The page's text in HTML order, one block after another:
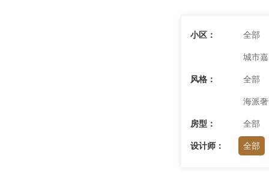
小区：
全部
城市
风格：
全部
海派
房型：
全部
设计师：
全部